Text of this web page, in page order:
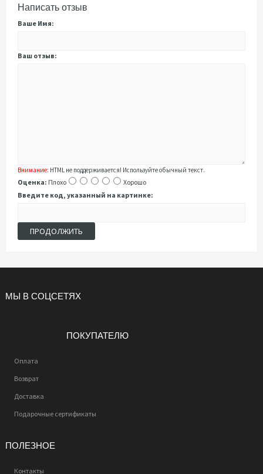
Написать отзыв
Ваше Имя:
Ваш отзыв:
Внимание: HTML не поддерживается! Используйте обычный текст.
Оценка: Плохо
Хорошо
Введите код, указанный на картинке:
ПРОДОЛЖИТЬ
МЫ В СОЦСЕТЯХ
ПОКУПАТЕЛЮ
Оплата
Возврат
Доставка
Подарочные сертификаты
ПОЛЕЗНОЕ
Контакты